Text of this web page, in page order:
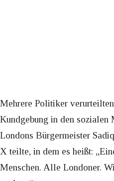
Mehrere Politiker
Kundgebung in den sozialen
Londons Bürgermeister
X teilte, in dem es heißt:
Menschen. Alle Londoner.